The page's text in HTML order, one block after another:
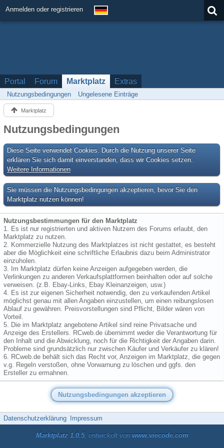
Anmelden oder registrieren
Portal Forum Marktplatz Extras
Nutzungsbedingungen Ungelesene Einträge
Marktplatz
Nutzungsbedingungen
Diese Seite verwendet Cookies. Durch die Nutzung unserer Seite
erklären Sie sich damit einverstanden, dass wir Cookies setzen.
Weitere Informationen
Sie müssen die Nutzungsbedingungen akzeptieren, bevor Sie den
Marktplatz nutzen können!
Nutzungsbestimmungen für den Marktplatz
1. Es ist nur registrierten und aktiven Nutzern des Forums erlaubt, den
Marktplatz zu nutzen.
2. Kommerzielle Nutzung des Marktplatzes ist nicht gestattet, es besteht
aber die Möglichkeit eine schriftliche Erlaubnis dazu beim Administrator
einzuholen.
3. Im Marktplatz dürfen keine Anzeigen aufgegeben werden, die
Verlinkungen zu anderen Verkaufsplattformen beinhalten oder auf solche
verweisen. (z.B. Ebay-Links, Ebay Kleinanzeigen, usw.)
4. Es ist zur eigenen Sicherheit notwendig, den zu verkaufenden Artikel
möglichst genau mit allen Angaben einzustellen, um einen reibungslosen
Ablauf zu gewähren. Preisvorstellungen sind Pflicht, Bilder wären von
Vorteil.
5. Die im Marktplatz angebotene Artikel sind reine Privatsache und
Anzeige des Erstellers. RCweb.de übernimmt weder die Verantwortung für
den Inhalt und die Abwicklung, noch für die Richtigkeit der Angaben darin.
Probleme sind grundsätzlich nur zwischen Käufer und Verkäufer zu klären!
6. RCweb.de behält sich das Recht vor, Anzeigen im Marktplatz, die gegen
v.g. Regeln verstoßen, ohne Vorwarnung zu löschen und ggfs. den
Ersteller zu ermahnen.
Datenschutzerklärung Impressum
Marktplatz 1.0.5, entwickelt von www.viecode.com